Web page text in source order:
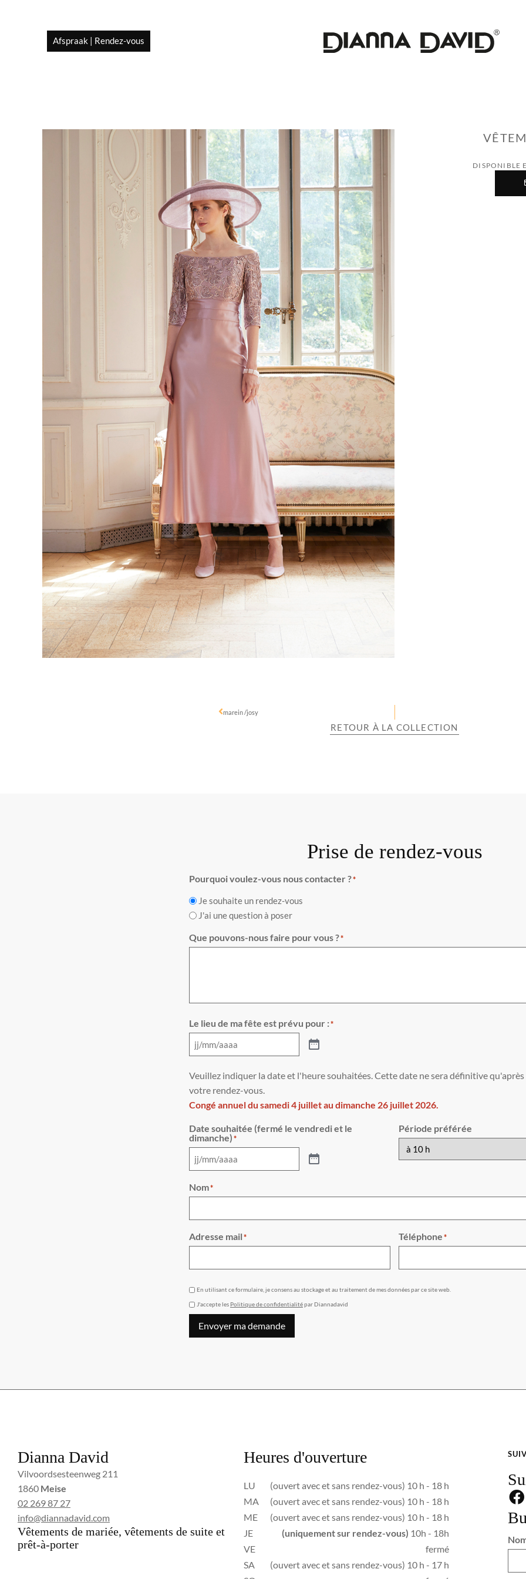
Afspraak | Rendez-vous
DISPONIBLE
marein /josy
RETOUR À LA COLLECTION
Prise de rendez-vous
Pourquoi voulez-vous nous contacter ?*
Je souhaite un rendez-vous
J'ai une question à poser
Que pouvons-nous faire pour vous ?*
Le lieu de ma fête est prévu pour :*
Veuillez indiquer la date et l'heure souhaitées. Cette date ne sera définitive
votre rendez-vous.
Congé annuel du samedi 4 juillet au dimanche 26 juillet 2026.
Date souhaitée (fermé le vendredi et le
dimanche)*
Période préférée
Nom*
Adresse mail* Téléphone*
En utilisant ce formulaire, je consens au stockage et au traitement de mes données par ce site web.
J'accepte les Politique de confidentialitépar Diannadavid
Envoyer ma demande
Dianna David
Vilvoordsesteenweg 211
1860 Meise
02 269 87 27
info@diannadavid.com
Vêtements de mariée, vêtements de suite et
prêt-à-porter
Heures d'ouverture
LU
(ouvert avec et sans rendez-vous) 10 h - 18 h
MA
(ouvert avec et sans rendez-vous) 10 h - 18 h
ME
(ouvert avec et sans rendez-vous) 10 h - 18 h
JE
(uniquement sur rendez-vous) 10h - 18h
VE
fermé
SA
(ouvert avec et sans rendez-vous) 10 h - 17 h